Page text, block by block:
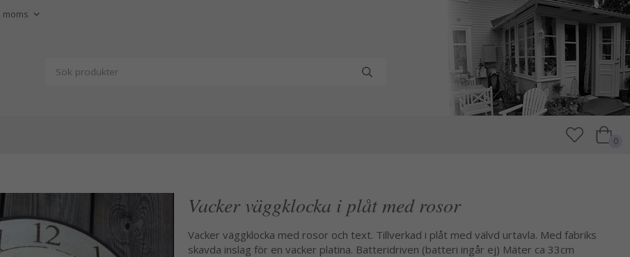
0
Vacker väggklocka i plåt med rosor
Vacker väggklocka med rosor och text. Tillverkad i plåt med välvd urtavla. Med fabriks
skavda inslag för en vacker platina. Batteridriven (batteri ingår ej) Mäter ca 33cm